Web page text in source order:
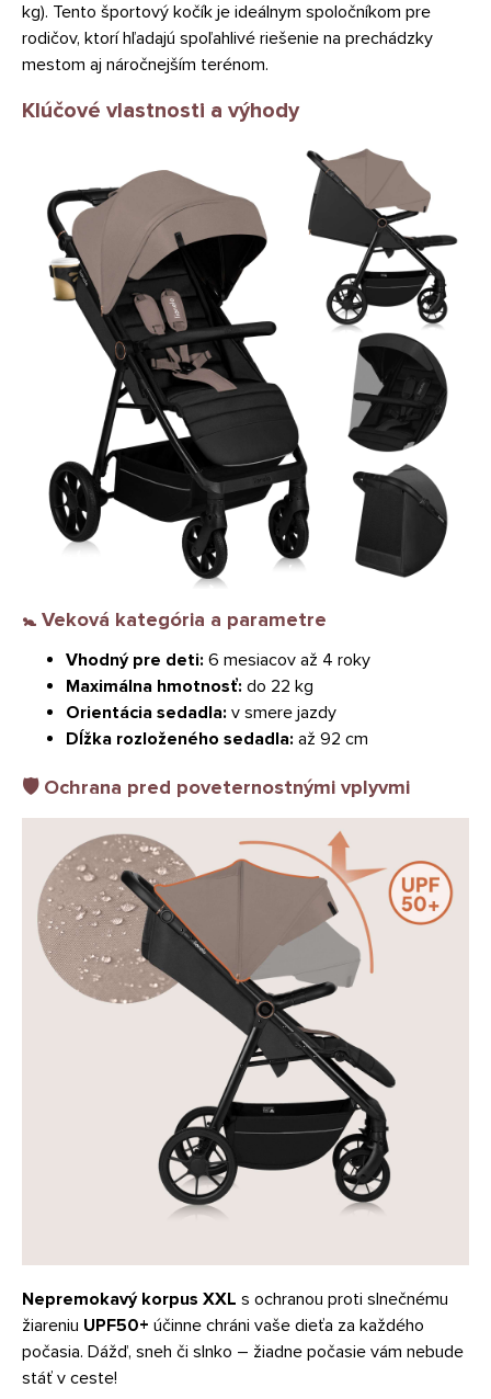
kg). Tento športový kočík je ideálnym spoločníkom pre
rodičov, ktorí hľadajú spoľahlivé riešenie na prechádzky
mestom aj náročnejším terénom.
Klúčové vlastnosti a výhody
🚼 Veková kategória a parametre
Vhodný pre deti: 6 mesiacov až 4 roky
Maximálna hmotnosť: do 22 kg
Orientácia sedadla: v smere jazdy
Dĺžka rozloženého sedadla: až 92 cm
🛡️ Ochrana pred poveternostnými vplyvmi
Nepremokavý korpus XXL s ochranou proti slnečnému
žiareniu UPF50+ účinne chráni vaše dieťa za každého
počasia. Dážď, sneh či slnko – žiadne počasie vám nebude
stáť v ceste!